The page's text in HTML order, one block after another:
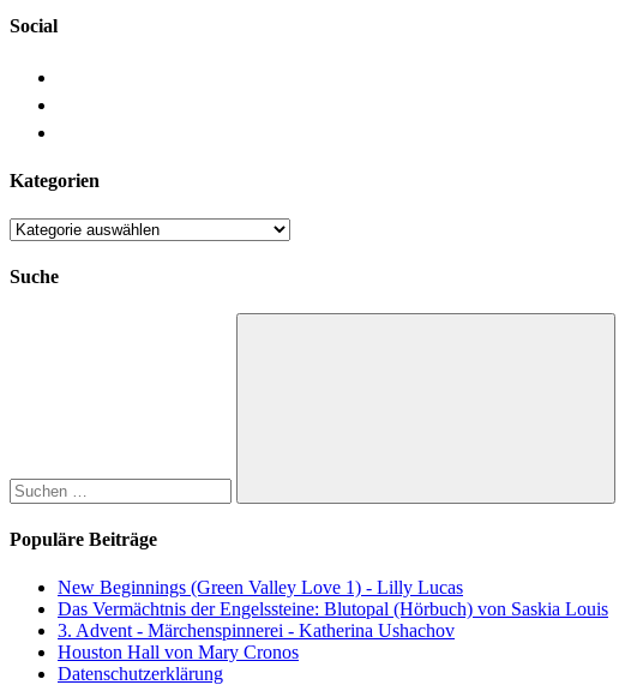
Social
Kategorien
Kategorien
Suche
Suchen
Populäre Beiträge
New Beginnings (Green Valley Love 1) - Lilly Lucas
Das Vermächtnis der Engelssteine: Blutopal (Hörbuch) von Saskia Louis
3. Advent - Märchenspinnerei - Katherina Ushachov
Houston Hall von Mary Cronos
Datenschutzerklärung